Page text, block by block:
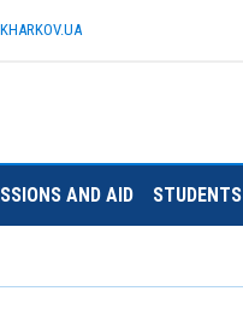
UA
AND AID STUDENTS